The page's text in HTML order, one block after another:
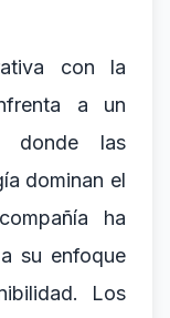
con la
a un
donde las
dominan el
ha
su enfoque
Los